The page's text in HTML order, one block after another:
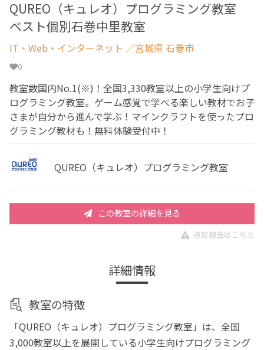
QUREO（キュレオ）プログラミング教室
ベスト個別石巻中里教室
IT・Web・インターネット ／宮城県 石巻市
0
教室数国内No.1(※)！全国3,330教室以上の小学生向けプ
ログラミング教室。ゲーム感覚で学べる楽しい教材でお子
さまが自分から進んで学ぶ！マインクラフトを使ったプロ
グラミング教材も！無料体験受付中！
QUREO（キュレオ）プログラミング教室
この教室の詳細を見る
違反報告はこちら
詳細情報
教室の特徴
「QUREO（キュレオ）プログラミング教室」は、全国
3,000教室以上を展開している小学生向けプログラミング